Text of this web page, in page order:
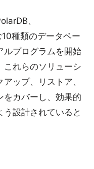
、
種類のデータベー
ルプログラムを開始
これらのソリューシ
ップ、リストア、
をカバーし、効果的
設計されていると